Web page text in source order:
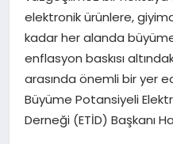
TEKNOLOJI
YAŞAM
elektronik ürünlere,
kadar her alanda
enflasyon baskısı
arasında önemli bir yer
Büyüme Potansiyeli
Derneği (ETİD) Başkanı